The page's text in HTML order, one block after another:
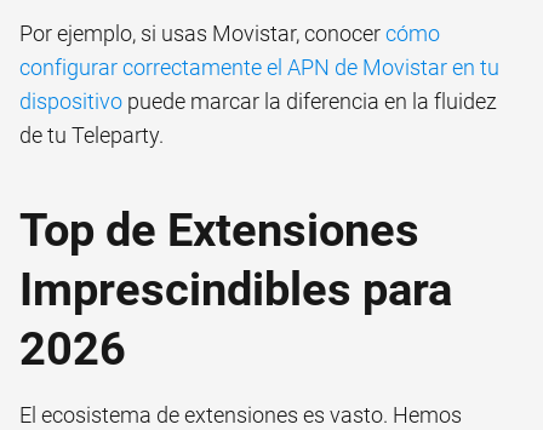
Por ejemplo, si usas Movistar, conocercómo
configurar correctamente el APN de Movistar en tu
dispositivo puede marcar la diferencia en la fluidez
de tu Teleparty.
Top de Extensiones
Imprescindibles para
2026
El ecosistema de extensiones es vasto. Hemos